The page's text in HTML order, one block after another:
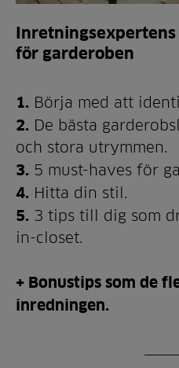
Inretningsexpertens
för garderoben
1. Börja med att
2. De bästa
och stora utrymmen.
3. 5 must-haves för
4. Hitta din stil.
5. 3 tips till dig som
in-closet.
+ Bonustips som de
inredningen.